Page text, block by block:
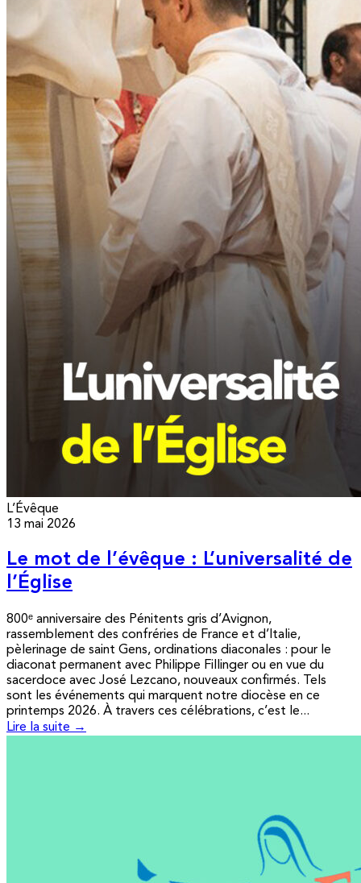
L’Évêque
13 mai 2026
Le mot de l’évêque : L’universalité de
l’Église
800ᵉ anniversaire des Pénitents gris d’Avignon,
rassemblement des confréries de France et d’Italie,
pèlerinage de saint Gens, ordinations diaconales : pour le
diaconat permanent avec Philippe Fillinger ou en vue du
sacerdoce avec José Lezcano, nouveaux confirmés. Tels
sont les événements qui marquent notre diocèse en ce
printemps 2026. À travers ces célébrations, c’est le...
Lire la suite →